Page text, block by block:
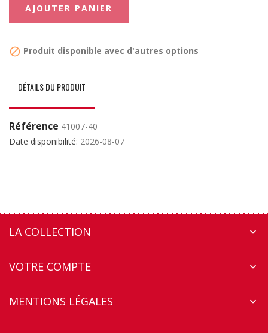
AJOUTER PANIER
 Produit disponible avec d'autres options
DÉTAILS DU PRODUIT
Référence 41007-40
Date disponibilité: 2026-08-07
LA COLLECTION 
VOTRE COMPTE 
MENTIONS LÉGALES 